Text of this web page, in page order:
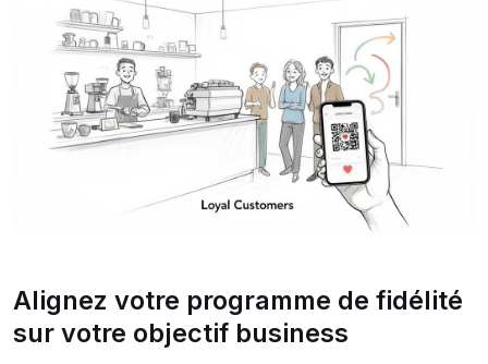
Alignez votre programme de fidélité
sur votre objectif business